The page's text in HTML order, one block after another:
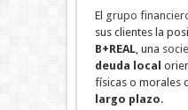
El grupo
sus clientes la
B+REAL, una
deuda local
físicas o morales
largo plazo.